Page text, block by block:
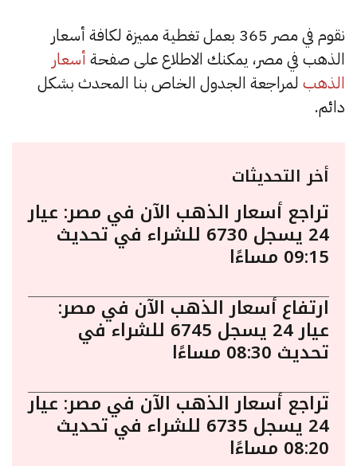
نقوم في مصر 365 بعمل تغطية مميزة لكافة أسعار
الذهب في مصر، يمكنك الاطلاع على صفحة أسعار
الذهب لمراجعة الجدول الخاص بنا المحدث بشكل
دائم.
أخر التحديثات
تراجع أسعار الذهب الآن في مصر: عيار
24 يسجل 6730 للشراء في تحديث
09:15 مساءًا
ارتفاع أسعار الذهب الآن في مصر:
عيار 24 يسجل 6745 للشراء في
تحديث 08:30 مساءًا
تراجع أسعار الذهب الآن في مصر: عيار
24 يسجل 6735 للشراء في تحديث
08:20 مساءًا